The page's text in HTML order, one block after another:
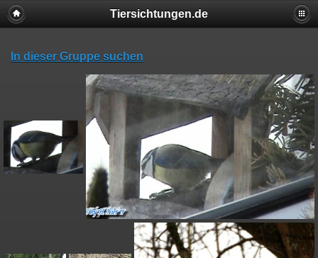
Tiersichtungen.de
In dieser Gruppe suchen